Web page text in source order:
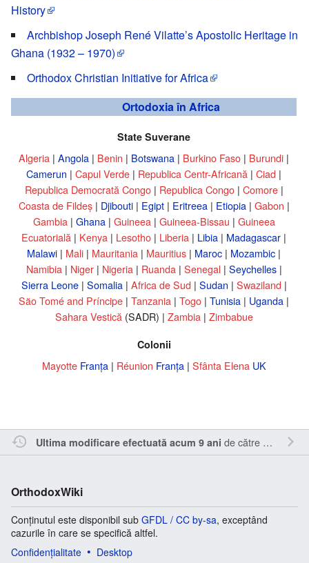
History
Archbishop Joseph René Vilatte’s Apostolic Heritage in
Ghana (1932 – 1970)
Orthodox Christian Initiative for Africa
Ortodoxia în Africa
State Suverane
Algeria | Angola | Benin | Botswana | Burkino Faso | Burundi |
Camerun | Capul Verde | Republica Centr-Africană | Ciad |
Republica Democrată Congo| Republica Congo| Comore|
Coasta de Fildeş| Djibouti| Egipt| Eritreea| Etiopia| Gabon |
Gambia | Ghana| Guineea | Guineea-Bissau | Guineea
Ecuatorială | Kenya | Lesotho | Liberia | Libia | Madagascar |
Malawi | Mali | Mauritania | Mauritius | Maroc | Mozambic |
Namibia | Niger| Nigeria | Ruanda | Senegal| Seychelles|
Sierra Leone| Somalia| Africa de Sud | Sudan | Swaziland |
São Tomé and Príncipe | Tanzania | Togo | Tunisia | Uganda |
Sahara Vestică (SADR) | Zambia | Zimbabue
Colonii
Mayotte Franţa| Réunion Franţa| Sfânta Elena UK
Ultima modificare efectuată acum 9 ani de către Cristianm
OrthodoxWiki
Conținutul este disponibil sub GFDL / CC by-sa, exceptând
cazurile în care se specifică altfel.
Confidențialitate
Desktop